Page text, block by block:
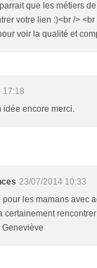
que les métiers
votre lien :)<br />
voir la qualité et
17:18
idée encore merci.
23/07/2014 10:33
les mamans avec
certainement
Geneviève